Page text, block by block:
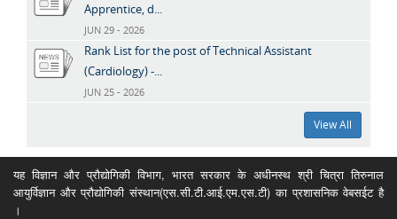
Apprentice, d...
JUN 29 - 2026
Rank List for the post of Technical Assistant
(Cardiology) -...
JUN 25 - 2026
View All
यह विज्ञान और प्रौद्योगिकी विभाग, भारत सरकार के अधीनस्थ श्री चित्रा तिरुनाल
आयुर्विज्ञान और प्रौद्योगिकी संस्थान(एस.सी.टी.आई.एम.एस.टी) का प्रशासनिक वेबसईट है
।